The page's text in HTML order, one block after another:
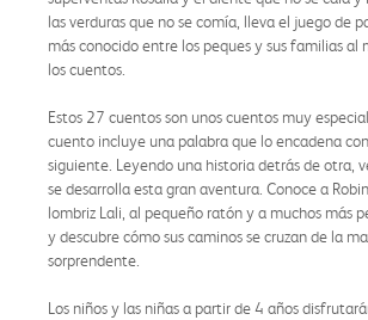
las verduras que no se comía, lleva el juego de
más conocido entre los peques y sus familias al
los cuentos.
Estos 27 cuentos son unos cuentos muy
cuento incluye una palabra que lo encadena
siguiente. Leyendo una historia detrás de otra,
se desarrolla esta gran aventura. Conoce a
lombriz Lali, al pequeño ratón y a muchos más
y descubre cómo sus caminos se cruzan de la
sorprendente.
Los niños y las niñas a partir de 4 años